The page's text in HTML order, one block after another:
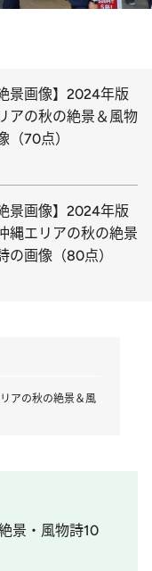
景画像】2024年版
アの秋の絶景＆風物
（70点）
景画像】2024年版
縄エリアの秋の絶景
の画像（80点）
アの秋の絶景＆風
景・風物詩10